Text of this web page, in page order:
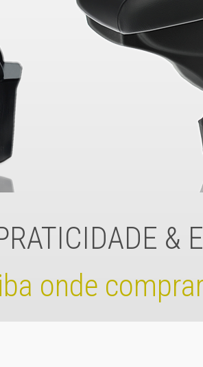
&
onde